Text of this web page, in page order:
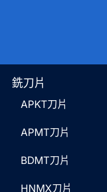
銑刀片
APKT刀片
APMT刀片
BDMT刀片
HNMX刀片